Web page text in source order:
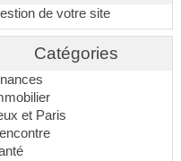
de votre site
Catégories
et Paris